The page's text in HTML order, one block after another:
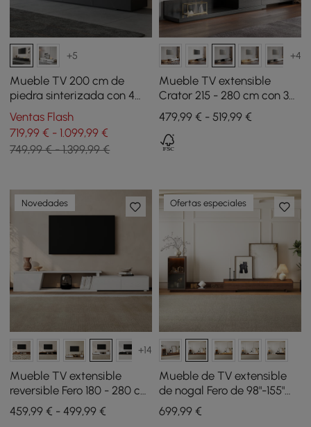
+5
Mueble TV 200 cm de
piedra sinterizada con 4
cajones negro
Ventas Flash
719,99 € - 1.099,99 €
749,99 € - 1.399,99 €
+4
Mueble TV extensible
Crator 215 - 280 cm con 3
cajones - negro
479,99 € - 519,99 €
Novedades
+14
Mueble TV extensible
reversible Fero 180 - 280 cm
con 3 cajones - blanco
459,99 € - 499,99 €
Ofertas especiales
Mueble de TV extensible
de nogal Fero de 98"-155"
con estantería e
iluminación LED
699,99€